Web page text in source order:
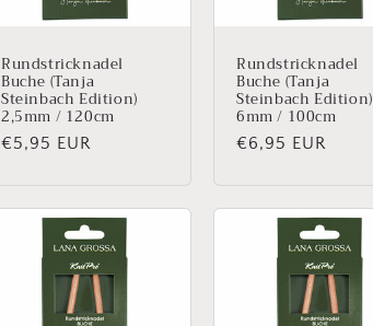
Rundstricknadel
Buche (Tanja
Steinbach Edition)
2,5mm / 120cm
Normaler
€5,95 EUR
Rundstricknadel
Buche (Tanja
Steinbach Edition)
6mm / 100cm
Normaler
€6,95 EUR